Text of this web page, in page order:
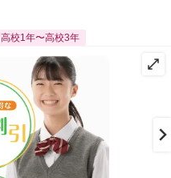
高校1年〜高校3年